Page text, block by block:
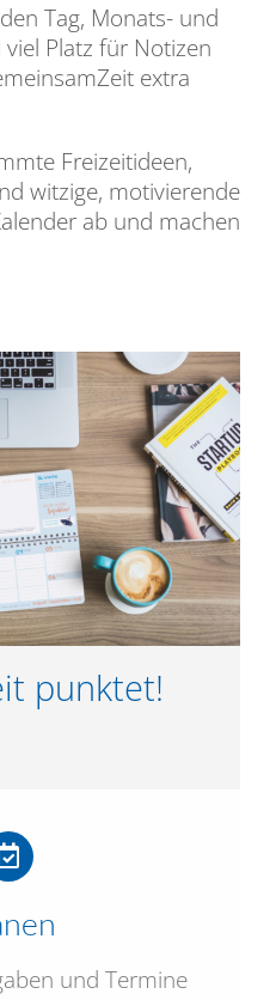
Tag, Monats- und
Platz für Notizen
extra
Freizeitideen,
witzige, motivierende
ab und machen
punktet!
und Termine